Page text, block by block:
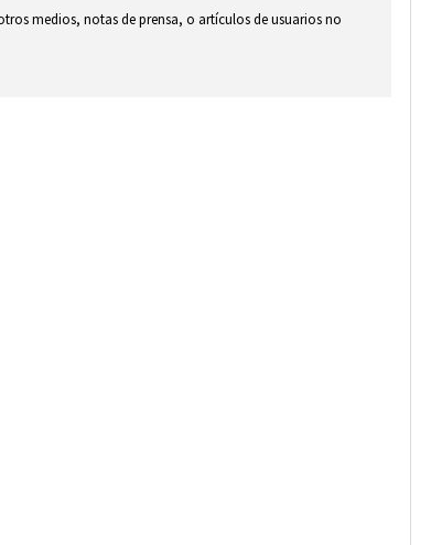
medios, notas de prensa, o artículos de usuarios no